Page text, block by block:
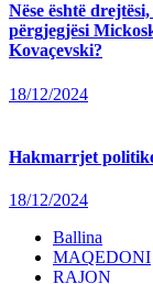
Nëse është
përgjegjësi
Kovaçevski?
18/12/2024
Hakmarrjet
18/12/2024
Ballina
MAQEDONI
RAJON